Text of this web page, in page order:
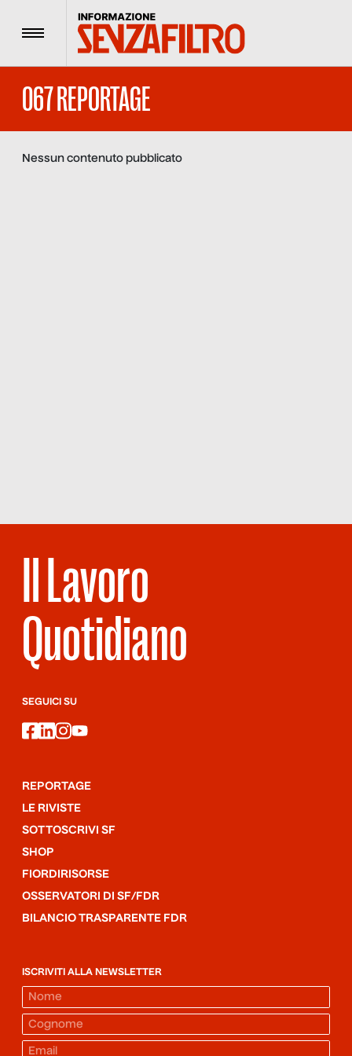
Menu
067 REPORTAGE
Nessun contenuto pubblicato
Il Lavoro
Quotidiano
SEGUICI SU
facebook
linkedin
instagram
youtube
REPORTAGE
LE RIVISTE
SOTTOSCRIVI SF
SHOP
FIORDIRISORSE
OSSERVATORI DI SF/FDR
BILANCIO TRASPARENTE FDR
ISCRIVITI ALLA NEWSLETTER